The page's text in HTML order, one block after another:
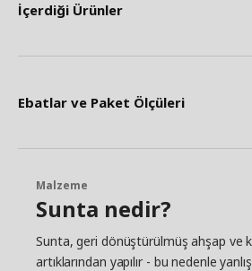
İçerdiği Ürünler
Ebatlar ve Paket Ölçüleri
Malzeme
Sunta nedir?
Sunta, geri dönüştürülmüş ahşap ve
artıklarından yapılır - bu nedenle